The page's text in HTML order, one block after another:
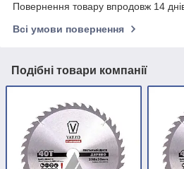
Повернення товару впродовж 14
Всі умови повернення
Подібні товари компанії